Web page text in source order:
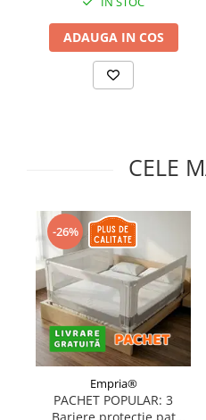
ADAUGA IN COS
CELE
-26%
Empria®
PACHET POPULAR: 3